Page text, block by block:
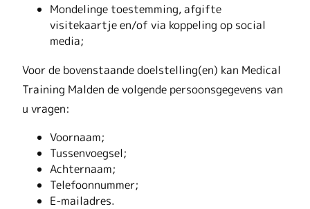
Mondelinge toestemming, afgifte
visitekaartje en/of via koppeling op social
media;
Voor de bovenstaande doelstelling(en) kan Medical
Training Malden de volgende persoonsgegevens van
u vragen:
Voornaam;
Tussenvoegsel;
Achternaam;
Telefoonnummer;
E-mailadres.